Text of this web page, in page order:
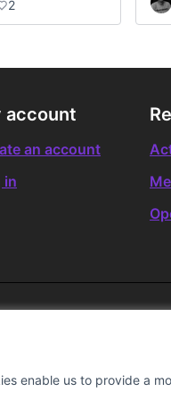
enable us to provide a
2
account
an account
in